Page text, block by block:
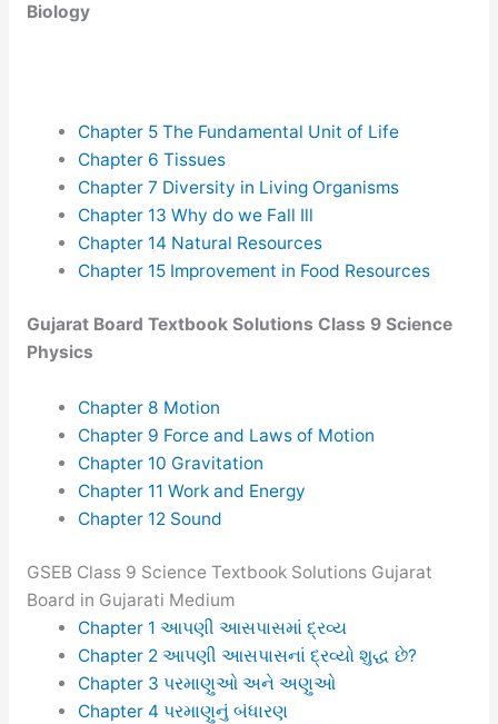
Biology
Chapter 5 The Fundamental Unit of Life
Chapter 6 Tissues
Chapter 7 Diversity in Living Organisms
Chapter 13 Why do we Fall Ill
Chapter 14 Natural Resources
Chapter 15 Improvement in Food Resources
Gujarat Board Textbook Solutions Class 9 Science
Physics
Chapter 8 Motion
Chapter 9 Force and Laws of Motion
Chapter 10 Gravitation
Chapter 11 Work and Energy
Chapter 12 Sound
GSEB Class 9 Science Textbook Solutions Gujarat
Board in Gujarati Medium
Chapter 1 આપણી આસપાસમાં દ્રવ્ય
Chapter 2 આપણી આસપાસનાં દ્રવ્યો શુદ્ધ છે?
Chapter 3 પરમાણુઓ અને અણુઓ
Chapter 4 પરમાણુનું બંધારણ